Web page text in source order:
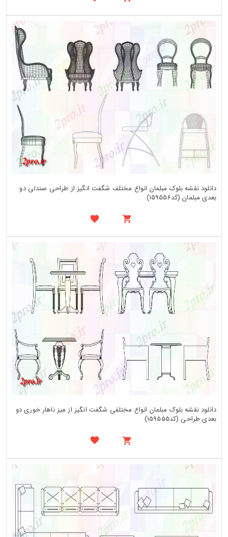
دانلود نقشه بلوک مبلمان انواع مختلف شگفت انگیز از طراحی صندلی دو
بعدی مبلمان (کد159556)
دانلود نقشه بلوک مبلمان انواع مختلفی شگفت انگیز از میز ناهار خوری دو
بعدی طراحی (کد159555)